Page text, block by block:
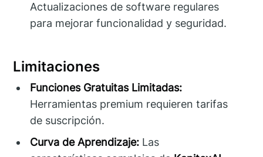
Actualizaciones de software regulares
para mejorar funcionalidad y seguridad.
Limitaciones
Funciones Gratuitas Limitadas:
Herramientas premium requieren tarifas
de suscripción.
Curva de Aprendizaje: Las